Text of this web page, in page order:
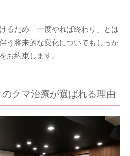
るため「一度やれば終わり」とは
う将来的な変化についてもしっか
お約束します。
クマ治療が選ばれる理由